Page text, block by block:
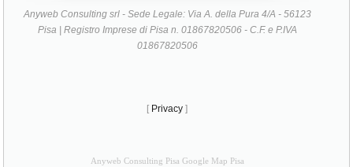
Anyweb Consulting srl - Sede Legale: Via A. della Pura 4/A - 56123
Pisa | Registro Imprese di Pisa n. 01867820506 - C.F. e P.IVA
01867820506
[ Privacy ]
Anyweb Consulting Pisa Google Map Pisa